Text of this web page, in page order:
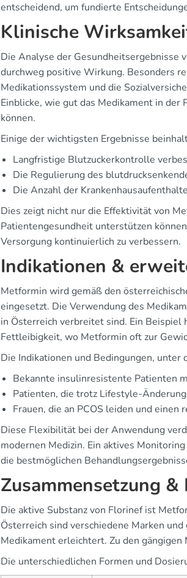
entscheidend, um fundierte
Klinische
Die Analyse der Gesundheitsergebnisse
durchweg positive Wirkung. Besonders
Medikationssystem und die
Einblicke, wie gut das Medikament in
können.
Einige der wichtigsten Ergebnisse
Langfristige Blutzuckerkontrolle
Die Regulierung des
Die Anzahl der
Dies zeigt nicht nur die Effektivität von
Patientengesundheit unterstützen
Versorgung kontinuierlich zu verbessern.
Indikationen &
Metformin wird gemäß den
eingesetzt. Die Verwendung des
in Österreich verbreitet sind. Ein Beispiel
Fettleibigkeit, wo Metformin oft zur
Die Indikationen und Bedingungen,
Bekannte insulinresistente Patienten
Patienten, die trotz Lifestyle-
Frauen, die an PCOS leiden und
Diese Flexibilität bei der Anwendung
modernen Medizin. Ein aktives
die bestmöglichen
Zusammensetzung
Die aktive Substanz von Florinef ist
Österreich sind verschiedene Marken
Medikament erleichtert. Zu den
Die unterschiedlichen Formen und